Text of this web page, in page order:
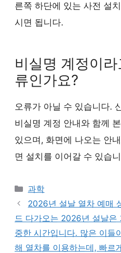
른쪽 하단에 있는 사전 설
시면 됩니다.
비실명 계정이
류인가요?
오류가 아닐 수 있습니다.
비실명 계정 안내와 함께
있으며, 화면에 나오는 안
면 설치를 이어갈 수 있습
Categories
과학
2026년 설날 열차 예매
드 다가오는 2026년 설날은
중한 시간입니다. 많은 이들
해 열차를 이용하는데, 빠르